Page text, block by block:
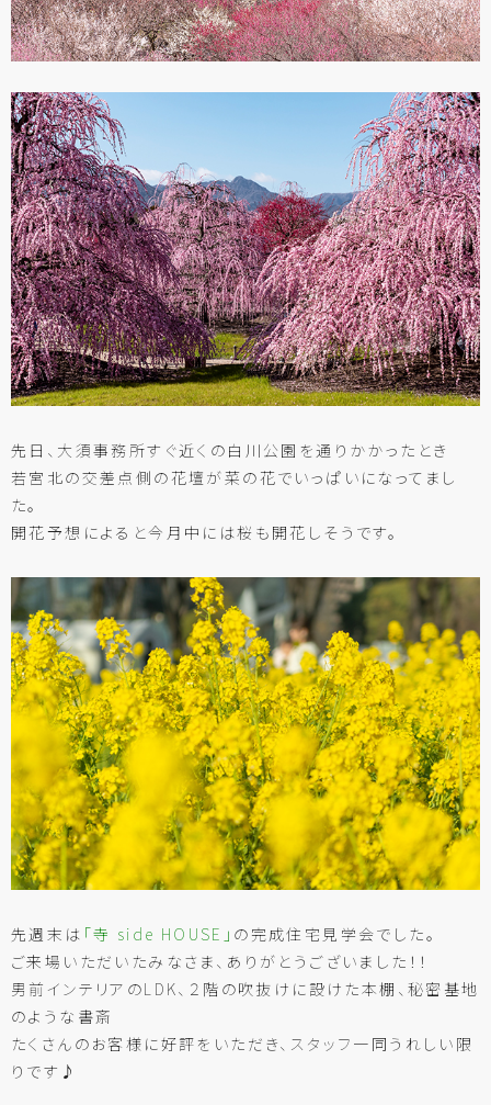
先日、大須事務所すぐ近くの白川公園を通りかかったとき
若宮北の交差点側の花壇が菜の花でいっぱいになってまし
た。
開花予想によると今月中には桜も開花しそうです。
先週末は 「寺 side HOUSE」 の完成住宅見学会でした。
ご来場いただいたみなさま、ありがとうございました！！
男前インテリアのLDK、２階の吹抜けに設けた本棚、秘密基地
のような書斎
たくさんのお客様に好評をいただき、スタッフ一同うれしい限
りです♪